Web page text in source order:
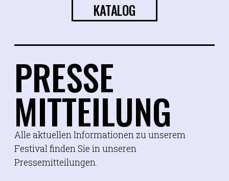
KATALOG
PRESSE
MITTEILUNG
Alle aktuellen Informationen zu unserem
Festival finden Sie in unseren
Pressemitteilungen.